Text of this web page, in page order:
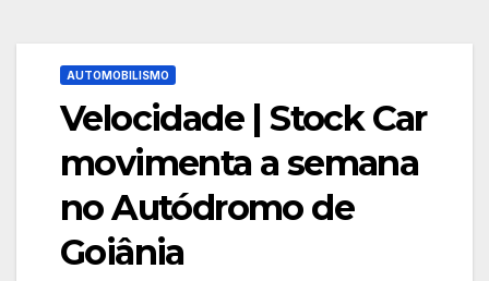
AUTOMOBILISMO
Velocidade | Stock Car
movimenta a semana
no Autódromo de
Goiânia